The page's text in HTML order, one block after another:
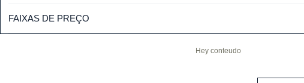
FAIXAS DE PREÇO
Hey conteudo